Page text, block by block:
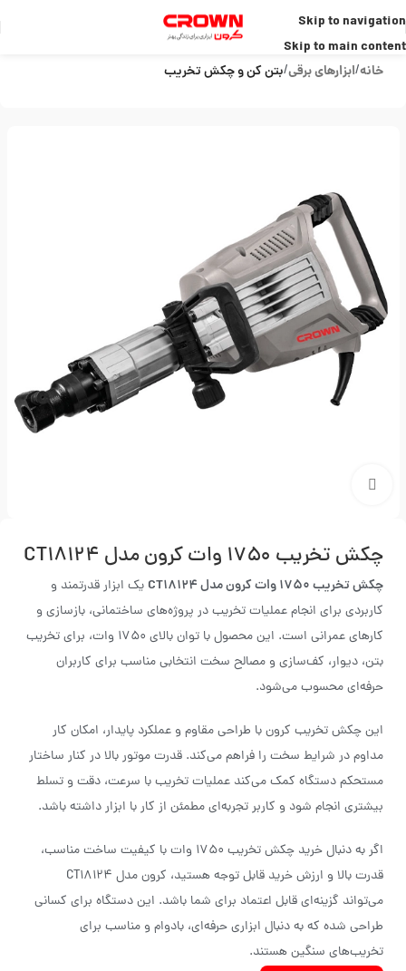
Skip to navigation
Skip to main content
خانه ابزارهای برقی بتن کن و چکش تخریب
چکش تخریب ۱۷۵۰ وات کرون مدل CT۱۸۱۲۴
چکش تخریب 1750 وات کرون مدل CT18124
یک ابزار قدرتمند و
کاربردی برای انجام عملیات تخریب در پروژه‌های ساختمانی، بازسازی و
کارهای عمرانی است. این محصول با توان بالای 1750 وات، برای تخریب
بتن، دیوار، کف‌سازی و مصالح سخت انتخابی مناسب برای کاربران
حرفه‌ای محسوب می‌شود.
این چکش تخریب کرون با طراحی مقاوم و عملکرد پایدار، امکان کار
مداوم در شرایط سخت را فراهم می‌کند. قدرت موتور بالا در کنار ساختار
مستحکم دستگاه کمک می‌کند عملیات تخریب با سرعت، دقت و تسلط
بیشتری انجام شود و کاربر تجربه‌ای مطمئن از کار با ابزار داشته باشد.
اگر به دنبال خرید چکش تخریب 1750 وات با کیفیت ساخت مناسب،
قدرت بالا و ارزش خرید قابل توجه هستید، کرون مدل CT18124
می‌تواند گزینه‌ای قابل اعتماد برای شما باشد. این دستگاه برای کسانی
طراحی شده که به دنبال ابزاری حرفه‌ای، بادوام و مناسب برای
تخریب‌های سنگین هستند.